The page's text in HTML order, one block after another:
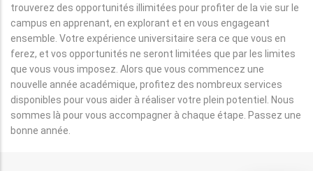
trouverez des opportunités illimitées pour profiter de la vie sur le
campus en apprenant, en explorant et en vous engageant
ensemble. Votre expérience universitaire sera ce que vous en
ferez, et vos opportunités ne seront limitées que par les limites
que vous vous imposez. Alors que vous commencez une
nouvelle année académique, profitez des nombreux services
disponibles pour vous aider à réaliser votre plein potentiel. Nous
sommes là pour vous accompagner à chaque étape. Passez une
bonne année.